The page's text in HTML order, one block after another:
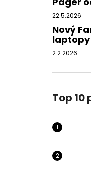
22.5.2026
Nový
laptopy
2.2.2026
Top